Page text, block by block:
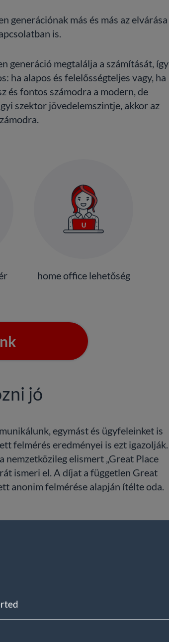
generációnak más és más az elvárása
is.
generáció megtalálja a számítását, így
ha alapos és felelősségteljes vagy, ha
és fontos számodra a modern, de
szektor jövedelemszintje, akkor az
home office lehetőség
jó
egymást és ügyfeleinket is
felmérés eredményei is ezt igazolják.
nemzetközileg elismert „Great Place
ismeri el. A díjat a független Great
anonim felmérése alapján ítélte oda.